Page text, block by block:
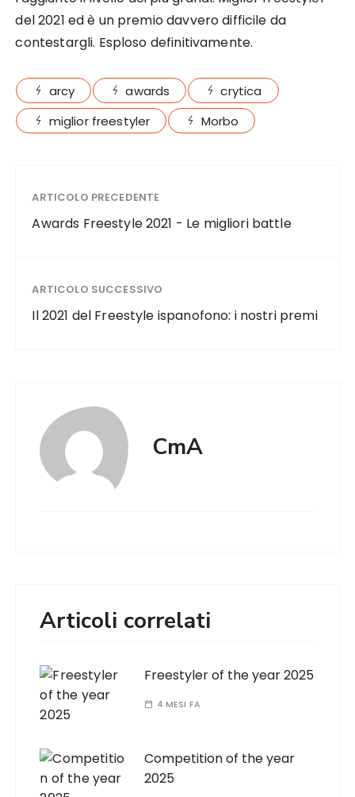
del 2021 ed è un premio davvero difficile da
contestargli. Esploso definitivamente.
arcy awards
crytica
miglior freestyler
Morbo
ARTICOLO PRECEDENTE
Awards Freestyle 2021 - Le migliori battle
ARTICOLO SUCCESSIVO
Il 2021 del Freestyle ispanofono: i nostri premi
CmA
Articoli correlati
Freestyler of the year 2025
4 MESI FA
Competition of the year
2025